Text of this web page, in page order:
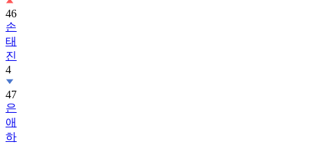
46
손
태
진
4
47
은
애
하